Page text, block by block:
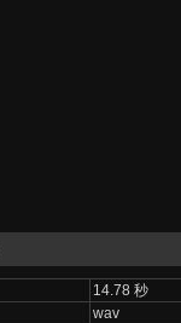
14.78 秒
wav